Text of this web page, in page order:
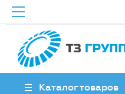
Каталог товаров